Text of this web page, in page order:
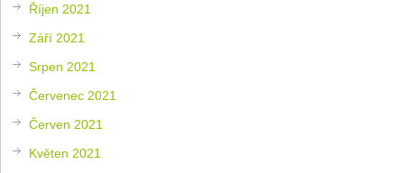
Říjen 2021
Září 2021
Srpen 2021
Červenec 2021
Červen 2021
Květen 2021